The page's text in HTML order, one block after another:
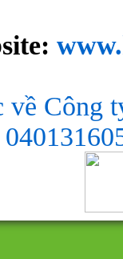
về Công